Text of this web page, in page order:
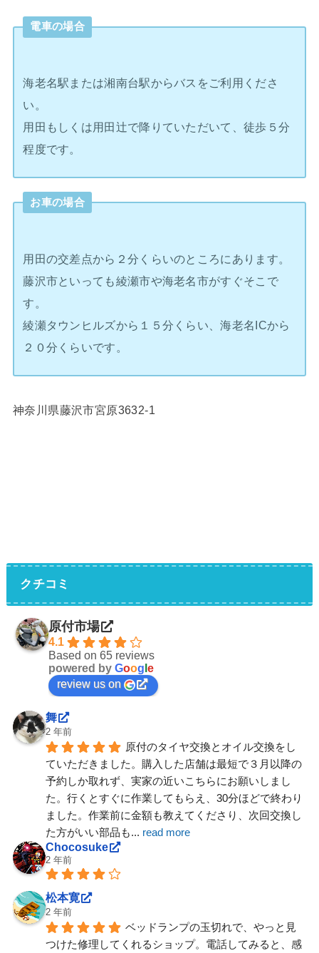
電車の場合
海老名駅または湘南台駅からバスをご利用くださ
い。
用田もしくは用田辻で降りていただいて、徒歩５分
程度です。
お車の場合
用田の交差点から２分くらいのところにあります。
藤沢市といっても綾瀬市や海老名市がすぐそこで
す。
綾瀬タウンヒルズから１５分くらい、海老名ICから
２０分くらいです。
神奈川県藤沢市宮原3632-1
クチコミ
原付市場
4.1
Based on 65 reviews
powered by Goog e
review us on
舞
2 年前
原付のタイヤ交換とオイル交換をし
ていただきました。購入した店舗は最短で３月以降の
予約しか取れず、実家の近いこちらにお願いしまし
た。行くとすぐに作業してもらえ、30分ほどで終わり
ました。作業前に金額も教えてくださり、次回交換し
た方がいい部品も... read more
Chocosuke
2 年前
松本寛
2 年前
ベッドランプの玉切れで、やっと見
つけた修理してくれるショップ。電話してみると、感